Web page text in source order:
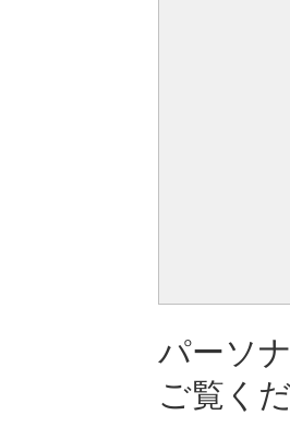
パーソ
ご覧く